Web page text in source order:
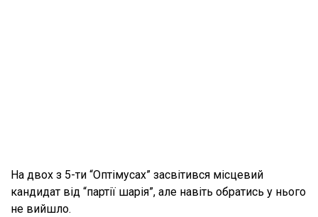
На двох з 5-ти “Оптімусах” засвітився місцевий
кандидат від “партії шарія”, але навіть обратись у нього
не вийшло.